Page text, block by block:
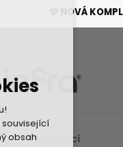
🩷 NOVÁ
obsahVzdělávací